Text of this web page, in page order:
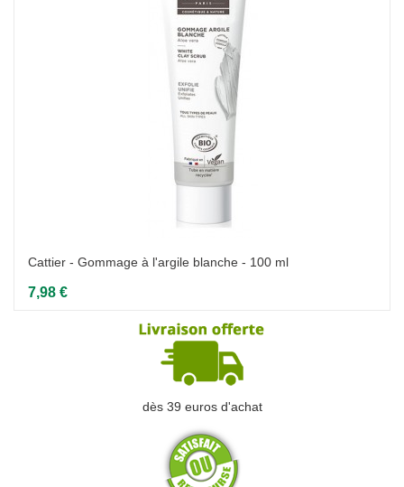
Cattier - Gommage à l'argile blanche - 100 ml
7,98 €
dès 39 euros d'achat